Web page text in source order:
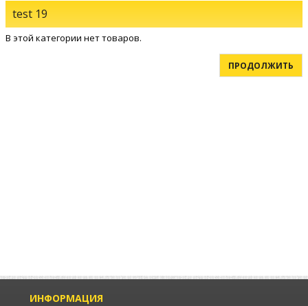
test 19
В этой категории нет товаров.
ПРОДОЛЖИТЬ
ИНФОРМАЦИЯ